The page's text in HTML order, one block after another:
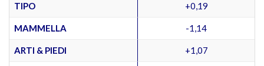
TIPO +0,19
MAMMELLA -1,14
ARTI & PIEDI +1,07